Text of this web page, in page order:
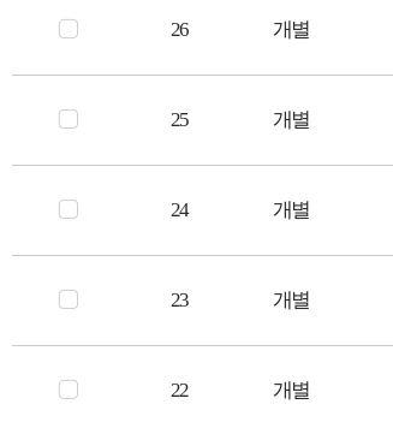
26 개별
25 개별
24 개별
23 개별
22 개별